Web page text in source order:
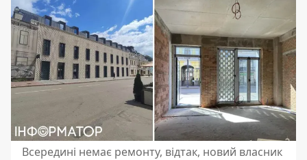
Всередині немає ремонту, відтак, новий власник